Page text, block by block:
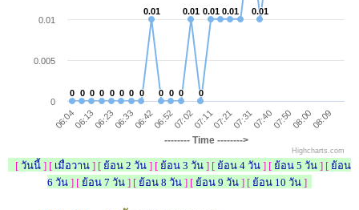
-------- Time -------->
0
0 0
0 0
0 0
0 0
0 0
0 0
0 0
0
0.01
0.01
0
0 0
0 0
0
0.01
0.01
0
0
0.01
0.01 0.01
0.01 0.01
0.01
06:0406:1306:2306:3306:4206:5207:0207:1107:2107:3107:4007:5008:0008:09
0
0.005
0.01
Highcharts.com
[ วันนี้ ] [ เมื่อวาน ] [ ย้อน 2 วัน ] [ ย้อน 3 วัน ] [ ย้อน 4 วัน ] [ ย้อน 5 วัน ] [ ย้อน
6 วัน ] [ ย้อน 7 วัน ] [ ย้อน 8 วัน ] [ ย้อน 9 วัน ] [ ย้อน 10 วัน ]